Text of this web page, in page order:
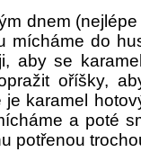
dnem
mícháme do
aby se
oříšky,
je karamel
a poté
potřenou